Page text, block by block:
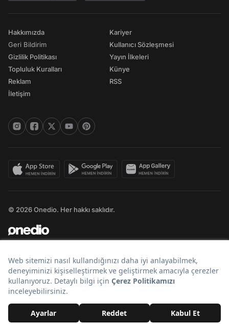
Hakkımızda
Geri Bildirim
Gizlilik Politikası
Topluluk Kuralları
Reklam
İletişim
Kariyer
Kullanıcı Sözleşmesi
Yayın İlkeleri
Künye
RSS
© 2026 Onedio. Her hakkı saklıdır.
Bir markasıdır.